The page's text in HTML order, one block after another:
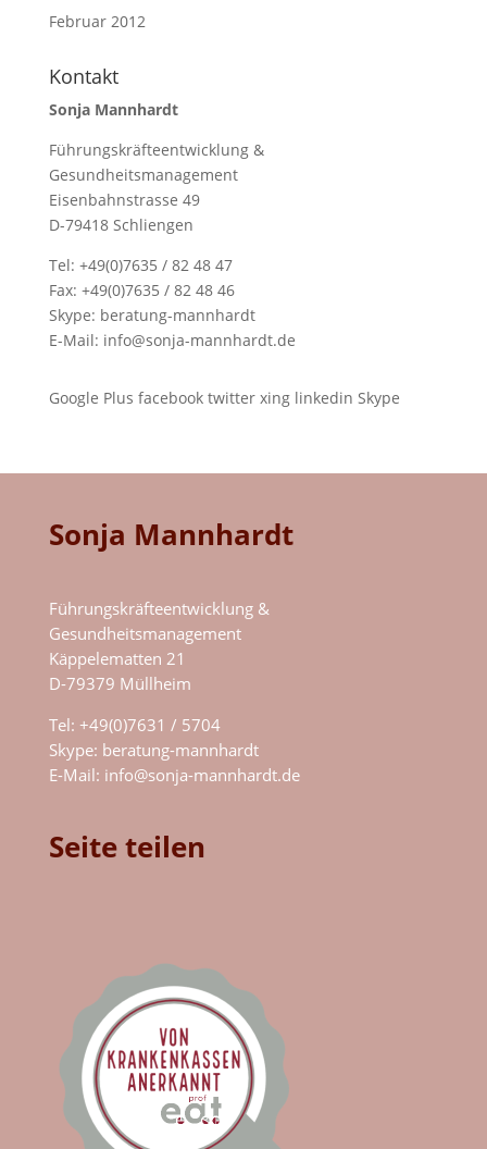
Februar 2012
Kontakt
Sonja Mannhardt
Führungskräfteentwicklung &
Gesundheitsmanagement
Eisenbahnstrasse 49
D-79418 Schliengen
Tel: +49(0)7635 / 82 48 47
Fax: +49(0)7635 / 82 48 46
Skype: beratung-mannhardt
E-Mail: info@sonja-mannhardt.de
Google Plus facebook twitter xing linkedin Skype
Sonja Mannhardt
Führungskräfteentwicklung &
Gesundheitsmanagement
Käppelematten 21
D-79379 Müllheim
Tel: +49(0)7631 / 5704
Skype: beratung-mannhardt
E-Mail: info@sonja-mannhardt.de
Seite teilen